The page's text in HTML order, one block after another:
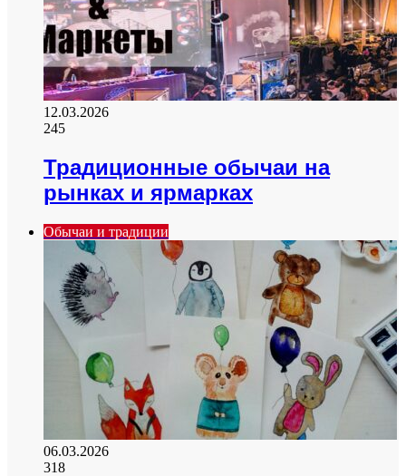
12.03.2026
245
Традиционные обычаи на
рынках и ярмарках
Обычаи и традиции
06.03.2026
318